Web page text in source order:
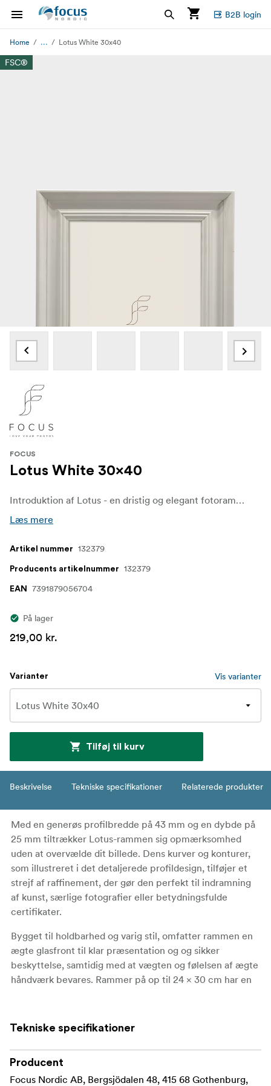
B2B login
Home ... Lotus White 30x40
FSC®
FOCUS
Lotus White 30x40
Introduktion af Lotus - en dristig og elegant fotoramme fremstillet af FSC®-certificeret massivt fyrretræ, afsluttet med glat, hvid maling. Denne ramme har en dybt skulpturel profil, der er inspireret af traditionelt træarbejde, som giver en tydelig visuel karakter og et eksklusivt look.
Læs mere
Artikel nummer 132379
Producents artikelnummer 132379
EAN 7391879056704
På lager
219,00 kr.
Varianter Vis varianter
Tilføj til kurv
Beskrivelse Tekniske specifikationer Relaterede produkter
Med en generøs profilbredde på 43 mm og en dybde på
25 mm tiltrækker Lotus-rammen sig opmærksomhed
uden at overvælde dit billede. Dens kurver og konturer,
som illustreret i det detaljerede profildesign, tilføjer et
strejf af raffinement, der gør den perfekt til indramning
af kunst, særlige fotografier eller betydningsfulde
certifikater.
Bygget til holdbarhed og varig stil, omfatter rammen en
ægte glasfront til klar præsentation og og sikker
beskyttelse, samtidig med at vægten og følelsen af ægte
håndværk bevares. Rammer på op til 24 × 30 cm har en
format.
Tekniske specifikationer
Producent
Focus Nordic AB, Bergsjödalen 48, 415 68 Gothenburg,